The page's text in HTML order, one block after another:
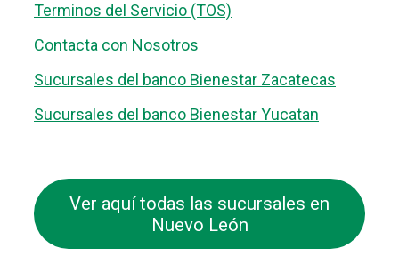
Terminos del Servicio (TOS)
Contacta con Nosotros
Sucursales del banco Bienestar Zacatecas
Sucursales del banco Bienestar Yucatan
Ver aquí todas las sucursales en
Nuevo León